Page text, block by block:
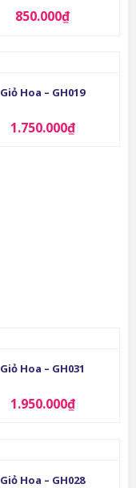
850.000₫
Giỏ Hoa – GH019
1.750.000₫
Giỏ Hoa – GH031
1.950.000₫
Giỏ Hoa – GH028